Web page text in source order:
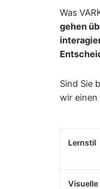
Was
gehen
Sind Sie
wir einen
Lernstil
Visuelle